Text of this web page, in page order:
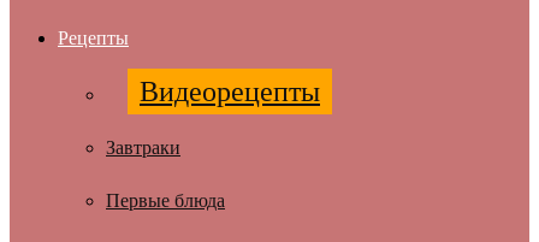
Рецепты
Видеорецепты
Завтраки
Первые блюда